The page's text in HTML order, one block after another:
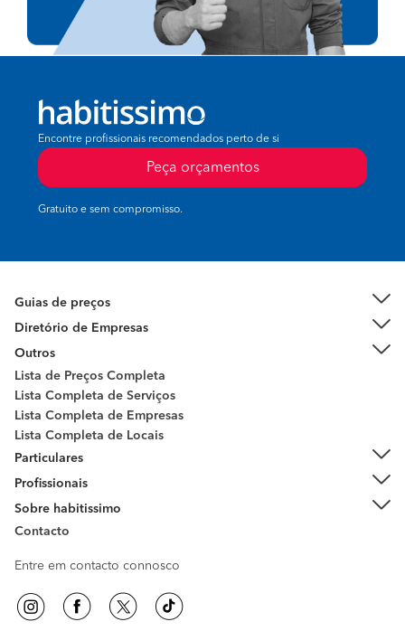
Encontre profissionais recomendados perto de si
Peça orçamentos
Gratuito e sem compromisso.
Guias de preços
Diretório de Empresas
Outros
Lista de Preços Completa
Lista Completa de Serviços
Lista Completa de Empresas
Lista Completa de Locais
Particulares
Profissionais
Sobre habitissimo
Contacto
Entre em contacto connosco